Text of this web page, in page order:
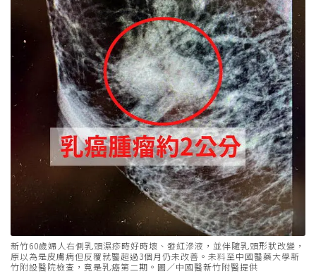
新竹60歲婦人右側乳頭濕疹時好時壞、發紅滲液，並伴隨乳頭形狀改變，
原以為是皮膚病但反覆就醫超過3個月仍未改善。未料至中國醫藥大學新
竹附設醫院檢查，竟是乳癌第二期。圖／中國醫新竹附醫提供